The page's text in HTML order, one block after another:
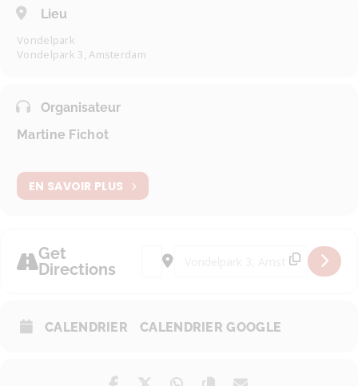
Lieu
Vondelpark
Vondelpark 3, Amsterdam
Organisateur
Martine Fichot
EN SAVOIR PLUS
Get
Directions
Address - Club de marche [yplmjt5F3]
Destination Address - Club de
CALENDRIER CALENDRIER GOOGLE